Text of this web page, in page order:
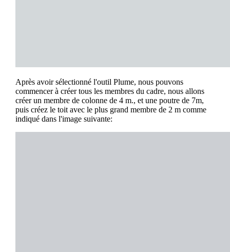
Après avoir sélectionné l'outil Plume, nous pouvons
commencer à créer tous les membres du cadre, nous allons
créer un membre de colonne de 4 m., et une poutre de 7m,
puis créez le toit avec le plus grand membre de 2 m comme
indiqué dans l'image suivante: